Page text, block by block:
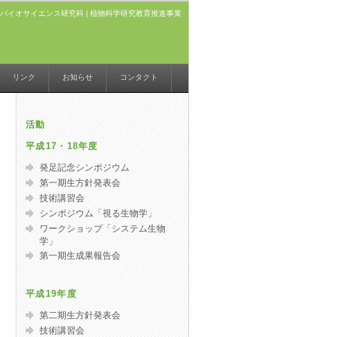
バイオサイエンス研究科 | 植物科学研究教育推進事業
リンク お知らせ コンタクト
活動
平成17・18年度
発足記念シンポジウム
第一期生方針発表会
技術講習会
シンポジウム「視る生物学」
ワークショップ「システム生物
学」
第一期生成果報告会
平成19年度
第二期生方針発表会
技術講習会